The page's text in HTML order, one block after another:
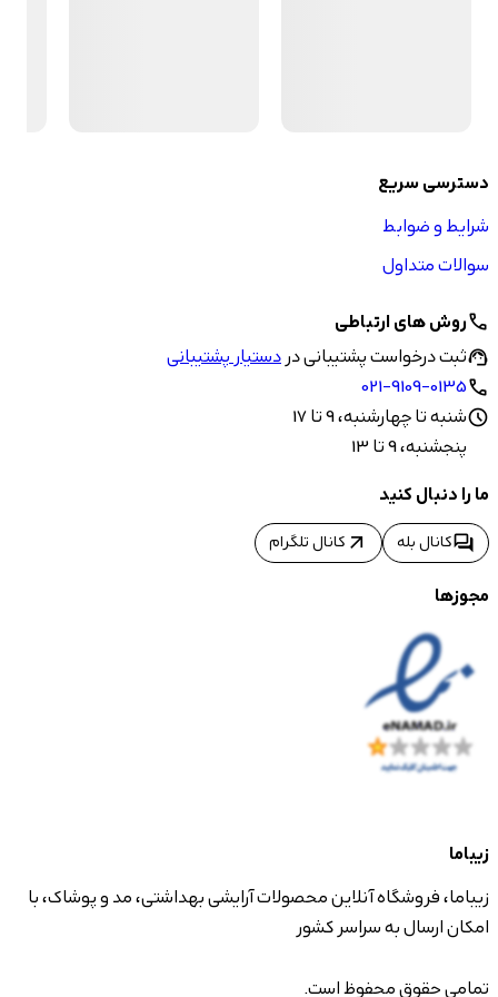
دسترسی سریع
شرایط و ضوابط
سوالات متداول
callروش های ارتباطی
support_agentثبت درخواست پشتیبانی دردستیار پشتیبانی
call
021-9109-0135
scheduleشنبه تا چهارشنبه، 9 تا 17
پنجشنبه، 9 تا 13
ما را دنبال کنید
forumکانال بله arrow_outward کانال تلگرام
مجوزها
زیباما
زیباما، فروشگاه آنلاین محصولات آرایشی بهداشتی، مد و پوشاک، با
امکان ارسال به سراسر کشور
تمامی حقوق محفوظ است.